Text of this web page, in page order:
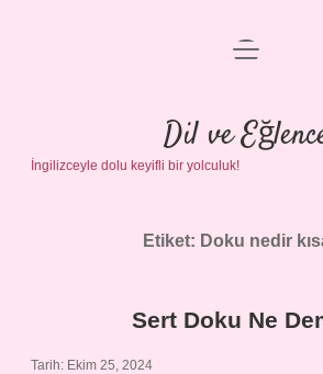
Anasayfa
Gizlilik Politikası
Yasal Uyarı
menüyü
Dil ve
İngilizceyle dolu keyifli bir yolculuk!
Etiket: Doku nedir
Sert Doku Ne
Tarih: Ekim 25, 2024